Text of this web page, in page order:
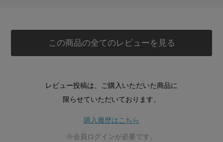
この商品の全てのレビューを見る
レビュー投稿は、ご購入いただいた商品に
限らせていただいております。
購入履歴はこちら
※会員ログインが必要です。